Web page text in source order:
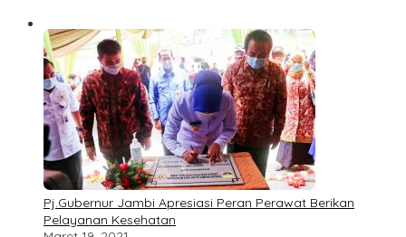
Pj.Gubernur Jambi Apresiasi Peran Perawat Berikan
Pelayanan Kesehatan